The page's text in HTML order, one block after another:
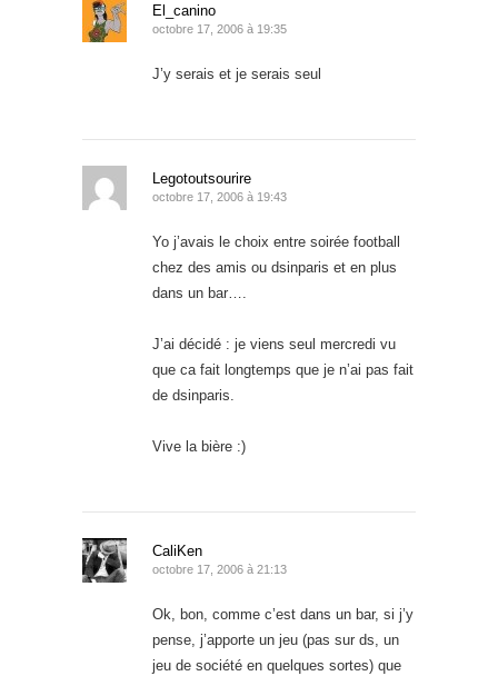
El_canino
octobre 17, 2006 à 19:35
J’y serais et je serais seul
Legotoutsourire
octobre 17, 2006 à 19:43
Yo j’avais le choix entre soirée football
chez des amis ou dsinparis et en plus
dans un bar….
J’ai décidé : je viens seul mercredi vu
que ca fait longtemps que je n’ai pas fait
de dsinparis.
Vive la bière :)
CaliKen
octobre 17, 2006 à 21:13
Ok, bon, comme c’est dans un bar, si j’y
pense, j’apporte un jeu (pas sur ds, un
jeu de société en quelques sortes) que